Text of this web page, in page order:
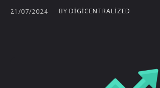
21/07/2024 BY DIGICENTRALIZED